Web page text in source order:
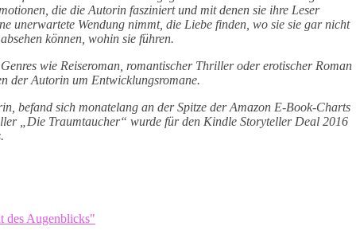
die die Autorin fasziniert und mit denen sie ihre Leser
unerwartete Wendung nimmt, die Liebe finden, wo sie sie gar nicht
können, wohin sie führen.
wie Reiseroman, romantischer Thriller oder erotischer Roman
der Autorin um Entwicklungsromane.
befand sich monatelang an der Spitze der Amazon E-Book-Charts
„Die Traumtaucher“ wurde für den Kindle Storyteller Deal 2016